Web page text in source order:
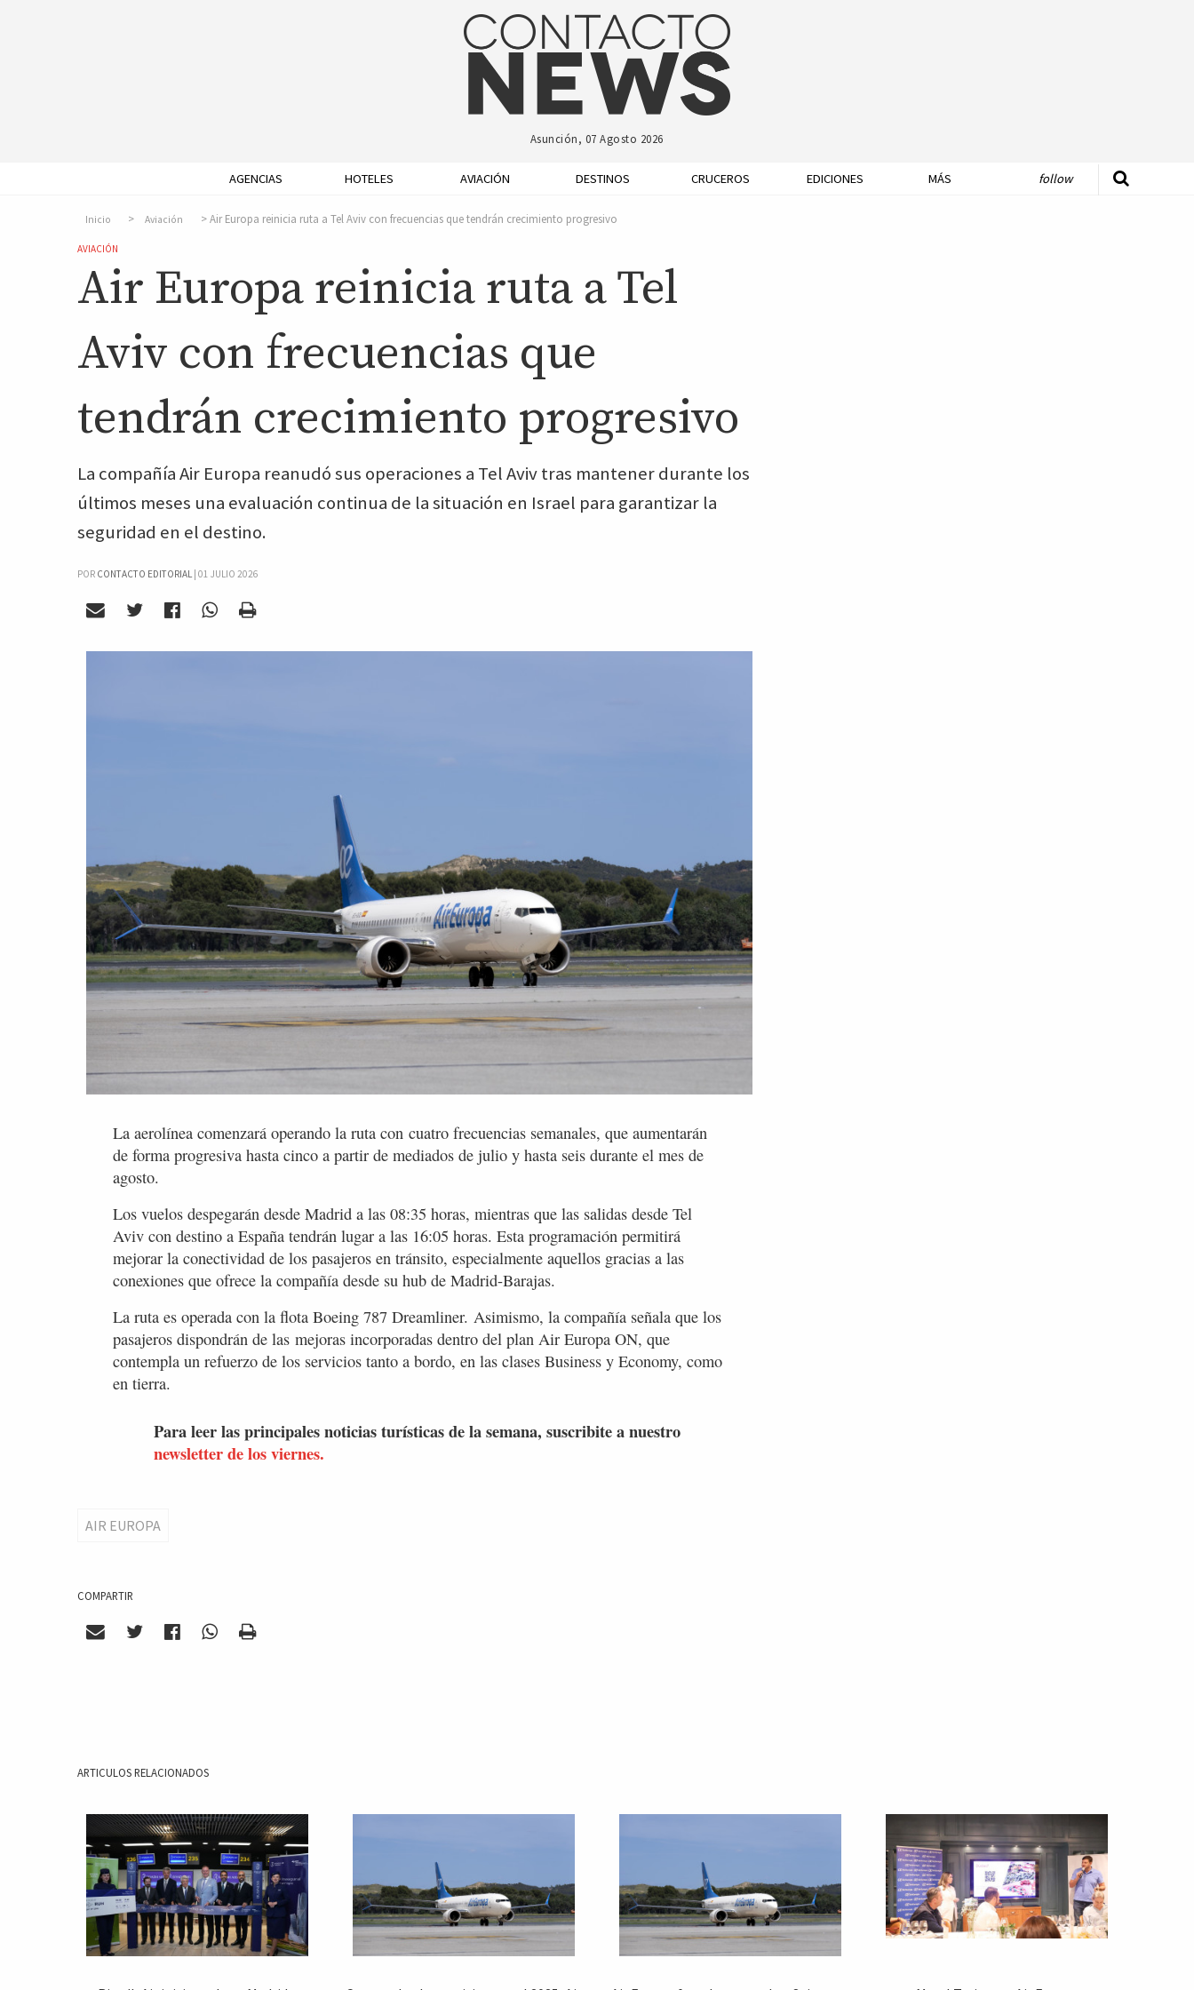
Asunción, 07 Agosto 2026
AGENCIAS HOTELES AVIACIÓN DESTINOS CRUCEROS EDICIONES MÁS follow
Inicio Aviación Air Europa reinicia ruta a Tel Aviv con frecuencias que tendrán crecimiento progresivo
AVIACIÓN
Air Europa reinicia ruta a Tel
Aviv con frecuencias que
tendrán crecimiento progresivo
La compañía Air Europa reanudó sus operaciones a Tel Aviv tras mantener durante los
últimos meses una evaluación continua de la situación en Israel para garantizar la
seguridad en el destino.
POR CONTACTO EDITORIAL | 01 JULIO 2026
La aerolínea comenzará operando la ruta con cuatro frecuencias semanales, que aumentarán
de forma progresiva hasta cinco a partir de mediados de julio y hasta seis durante el mes de
agosto.
Los vuelos despegarán desde Madrid a las 08:35 horas, mientras que las salidas desde Tel
Aviv con destino a España tendrán lugar a las 16:05 horas. Esta programación permitirá
mejorar la conectividad de los pasajeros en tránsito, especialmente aquellos gracias a las
conexiones que ofrece la compañía desde su hub de Madrid-Barajas.
La ruta es operada con la flota Boeing 787 Dreamliner. Asimismo, la compañía señala que los
pasajeros dispondrán de las mejoras incorporadas dentro del plan Air Europa ON, que
contempla un refuerzo de los servicios tanto a bordo, en las clases Business y Economy, como
en tierra.
Para leer las principales noticias turísticas de la semana, suscribite a nuestro
newsletter de los viernes.
AIR EUROPA
COMPARTIR
ARTICULOS RELACIONADOS